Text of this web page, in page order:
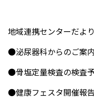
地域連携センターだよ
●泌尿器科からのご案内
●骨塩定量検査の検査
●健康フェスタ開催報告